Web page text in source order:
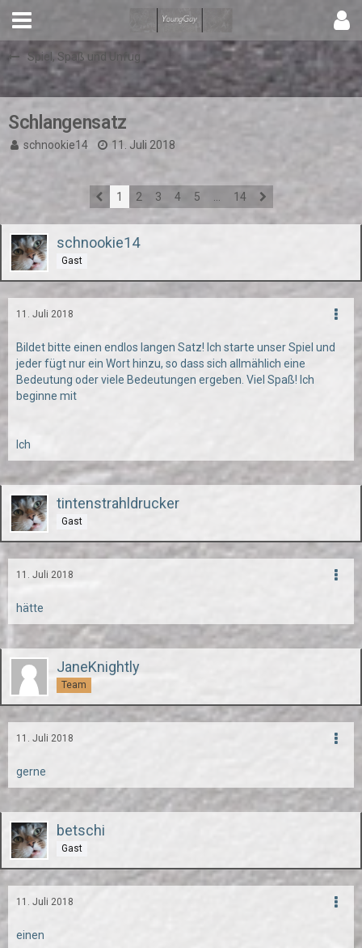
Spiel, Spaß und Unfug
Schlangensatz
schnookie14 11. Juli 2018
1 2 3 4 5 14
schnookie14
Gast
11. Juli 2018
Bildet bitte einen endlos langen Satz! Ich starte unser Spiel und
jeder fügt nur ein Wort hinzu, so dass sich allmählich eine
Bedeutung oder viele Bedeutungen ergeben. Viel Spaß! Ich
beginne mit
Ich
tintenstrahldrucker
Gast
11. Juli 2018
hätte
JaneKnightly
Team
11. Juli 2018
gerne
betschi
Gast
11. Juli 2018
einen